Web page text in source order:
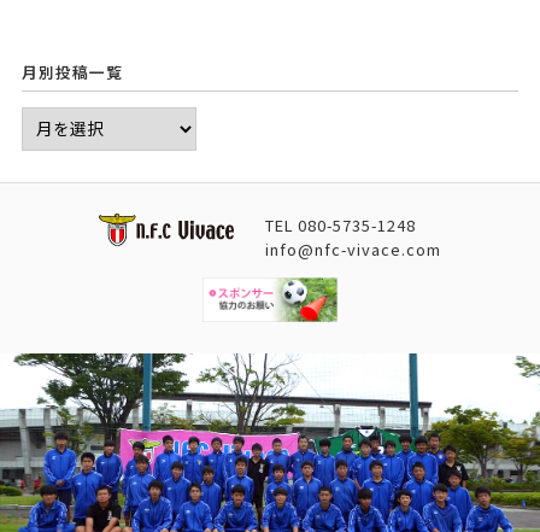
月別投稿一覧
TEL 080-5735-1248
info@nfc-vivace.com